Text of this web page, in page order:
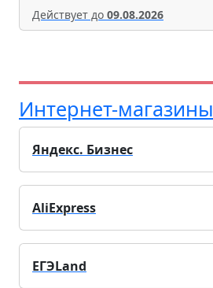
Действует до 09.08.2026
Интернет-магазины
Яндекс. Бизнес
AliExpress
ЕГЭLand